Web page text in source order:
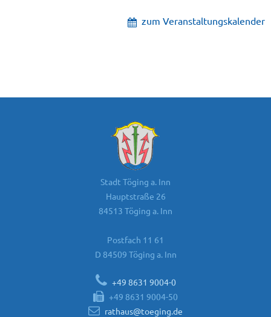
zum Veranstaltungskalender
Stadt Töging a. Inn
Hauptstraße 26
84513 Töging a. Inn
Postfach 11 61
D 84509 Töging a. Inn
+49 8631 9004-0
+49 8631 9004-50
rathaus@toeging.de